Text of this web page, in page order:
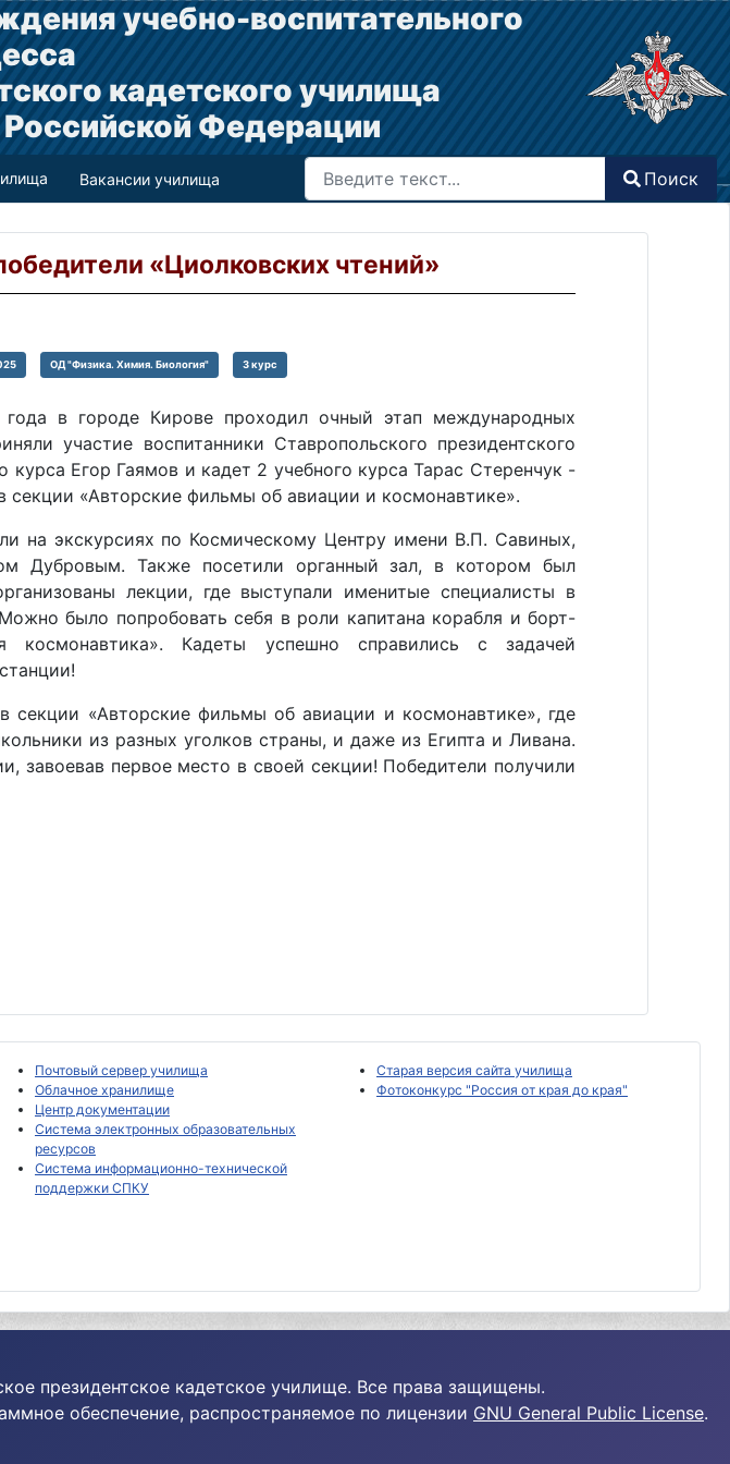
учебно-воспитательного
кадетского училища
Федерации
Вакансии училища
Поиск
Поиск
«Циолковских чтений»
ОД "Физика. Химия. Биология" 3 курс
в городе Кирове проходил очный этап международных
участие воспитанники Ставропольского президентского
курса Егор Гаямов и кадет 2 учебного курса Тарас Стеренчук -
секции «Авторские фильмы об авиации и космонавтике».
на экскурсиях по Космическому Центру имени В.П. Савиных,
Дубровым. Также посетили органный зал, в котором был
лекции, где выступали именитые специалисты в
было попробовать себя в роли капитана корабля и борт-
космонавтика». Кадеты успешно справились с задачей
секции «Авторские фильмы об авиации и космонавтике», где
из разных уголков страны, и даже из Египта и Ливана.
завоевав первое место в своей секции! Победители получили
Почтовый сервер училища
Облачное хранилище
Центр документации
Система электронных образовательных
ресурсов
Система информационно-технической
поддержки СПКУ
Старая версия сайта училища
Фотоконкурс "Россия от края до края"
президентское кадетское училище. Все права защищены.
обеспечение, распространяемое по лицензии GNU General Public License.